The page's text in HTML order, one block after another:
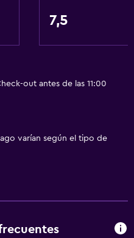
7,5
out antes de las 11:00
varían según el tipo de